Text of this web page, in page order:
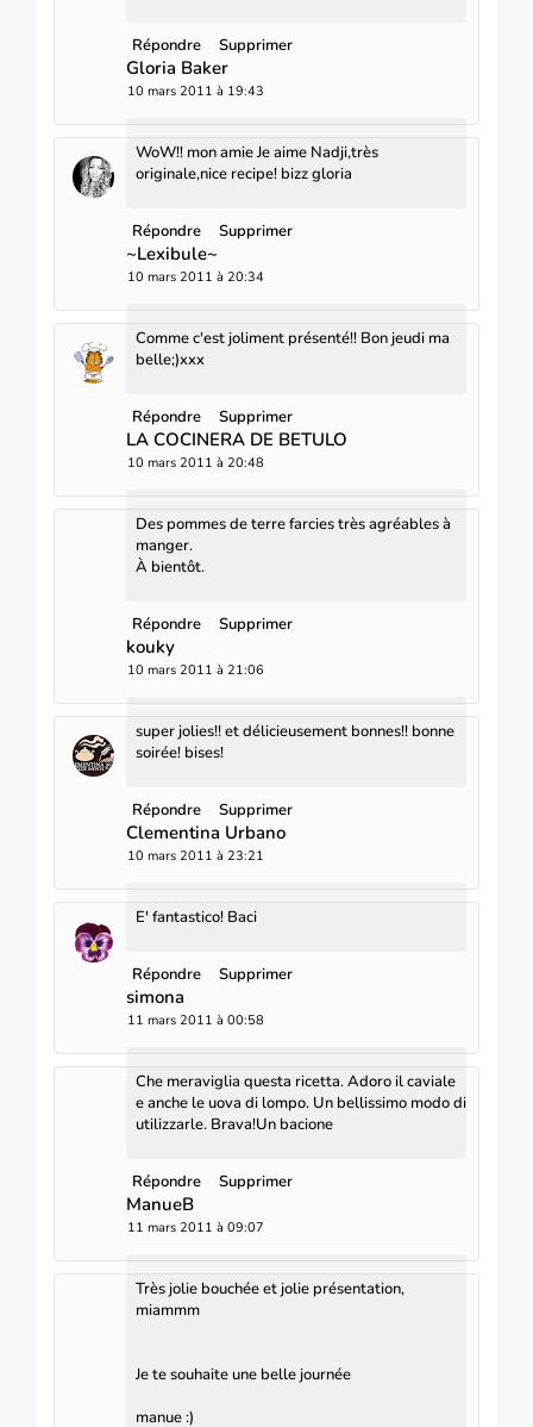
Répondre Supprimer
Gloria Baker
10 mars 2011 à 19:43
WoW!! mon amie Je aime Nadji,très
originale,nice recipe! bizz gloria
Répondre Supprimer
~Lexibule~
10 mars 2011 à 20:34
Comme c'est joliment présenté!! Bon jeudi ma
belle;)xxx
Répondre Supprimer
LA COCINERA DE BETULO
10 mars 2011 à 20:48
Des pommes de terre farcies très agréables à
manger.
À bientôt.
Répondre Supprimer
kouky
10 mars 2011 à 21:06
super jolies!! et délicieusement bonnes!! bonne
soirée! bises!
Répondre Supprimer
Clementina Urbano
10 mars 2011 à 23:21
E' fantastico! Baci
Répondre Supprimer
simona
11 mars 2011 à 00:58
Che meraviglia questa ricetta. Adoro il caviale
e anche le uova di lompo. Un bellissimo modo di
utilizzarle. Brava!Un bacione
Répondre Supprimer
ManueB
11 mars 2011 à 09:07
Très jolie bouchée et jolie présentation,
miammm
Je te souhaite une belle journée
manue :)